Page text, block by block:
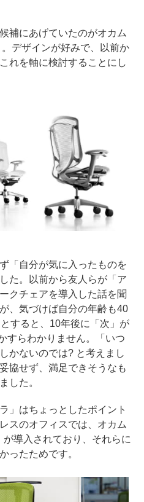
補にあげていたのがオカム
デザインが好みで、以前か
れを軸に検討することにし
「自分が気に入ったものを
た。以前から友人らが「ア
クチェアを導入した話を聞
、気づけば自分の年齢も40
すると、10年後に「次」が
すらわかりません。「いつ
かないのでは? と考えまし
協せず、満足できそうなも
した。
」はちょっとしたポイント
スのオフィスでは、オカム
導入されており、それらに
ったためです。